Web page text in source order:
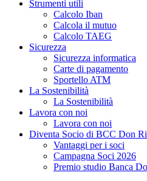
Strumenti utili
Calcolo Iban
Calcola il mutuo
Calcolo TAEG
Sicurezza
Sicurezza informatica
Carte di pagamento
Sportello ATM
La Sostenibilità
La Sostenibilità
Lavora con noi
Lavora con noi
Diventa Socio di BCC Don
Vantaggi per i soci
Campagna Soci 2026
Premio studio Banca